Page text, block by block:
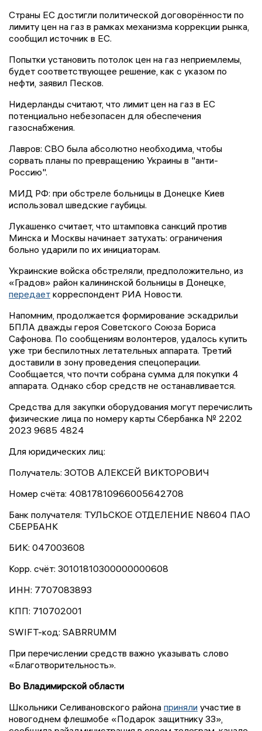
Страны ЕС достигли политической договорённости по
лимиту цен на газ в рамках механизма коррекции рынка,
сообщил источник в ЕС.
Попытки установить потолок цен на газ неприемлемы,
будет соответствующее решение, как с указом по
нефти, заявил Песков.
Нидерланды считают, что лимит цен на газ в ЕС
потенциально небезопасен для обеспечения
газоснабжения.
Лавров: СВО была абсолютно необходима, чтобы
сорвать планы по превращению Украины в "анти-
Россию".
МИД РФ: при обстреле больницы в Донецке Киев
использовал шведские гаубицы.
Лукашенко считает, что штамповка санкций против
Минска и Москвы начинает затухать: ограничения
больно ударили по их инициаторам.
Украинские войска обстреляли, предположительно, из
«Градов» район калининской больницы в Донецке,
передает корреспондент РИА Новости.
Напомним, продолжается формирование эскадрильи
БПЛА дважды героя Советского Союза Бориса
Сафонова. По сообщениям волонтеров, удалось купить
уже три беспилотных летательных аппарата. Третий
доставили в зону проведения спецоперации.
Сообщается, что почти собрана сумма для покупки 4
аппарата. Однако сбор средств не останавливается.
Средства для закупки оборудования могут перечислить
физические лица по номеру карты Сбербанка № 2202
2023 9685 4824
Для юридических лиц:
Получатель: ЗОТОВ АЛЕКСЕЙ ВИКТОРОВИЧ
Номер счёта: 40817810966005642708
Банк получателя: ТУЛЬСКОЕ ОТДЕЛЕНИЕ N8604 ПАО
СБЕРБАНК
БИК: 047003608
Корр. счёт: 30101810300000000608
ИНН: 7707083893
КПП: 710702001
SWIFT-код: SABRRUMM
При перечислении средств важно указывать слово
«Благотворительность».
Во Владимирской области
Школьники Селивановского района приняли участие в
новогоднем флешмобе «Подарок защитнику 33»,